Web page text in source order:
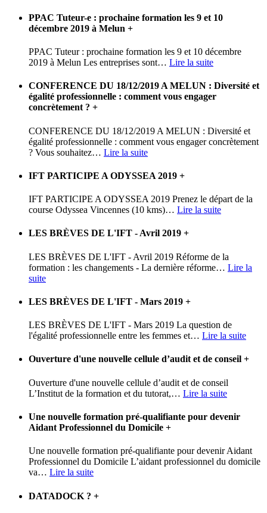
PPAC Tuteur-e : prochaine formation les 9 et 10
décembre 2019 à Melun +
PPAC Tuteur : prochaine formation les 9 et 10 décembre
2019 à Melun Les entreprises sont… Lire la suite
CONFERENCE DU 18/12/2019 A MELUN : Diversité et
égalité professionnelle : comment vous engager
concrètement ? +
CONFERENCE DU 18/12/2019 A MELUN : Diversité et
égalité professionnelle : comment vous engager concrètement
? Vous souhaitez… Lire la suite
IFT PARTICIPE A ODYSSEA 2019 +
IFT PARTICIPE A ODYSSEA 2019 Prenez le départ de la
course Odyssea Vincennes (10 kms)… Lire la suite
LES BRÈVES DE L'IFT - Avril 2019 +
LES BRÈVES DE L'IFT - Avril 2019 Réforme de la
formation : les changements - La dernière réforme… Lire la
suite
LES BRÈVES DE L'IFT - Mars 2019 +
LES BRÈVES DE L'IFT - Mars 2019 La question de
l'égalité professionnelle entre les femmes et… Lire la suite
Ouverture d'une nouvelle cellule d’audit et de conseil +
Ouverture d'une nouvelle cellule d’audit et de conseil
L’Institut de la formation et du tutorat,… Lire la suite
Une nouvelle formation pré-qualifiante pour devenir
Aidant Professionnel du Domicile +
Une nouvelle formation pré-qualifiante pour devenir Aidant
Professionnel du Domicile L’aidant professionnel du domicile
va… Lire la suite
DATADOCK ? +